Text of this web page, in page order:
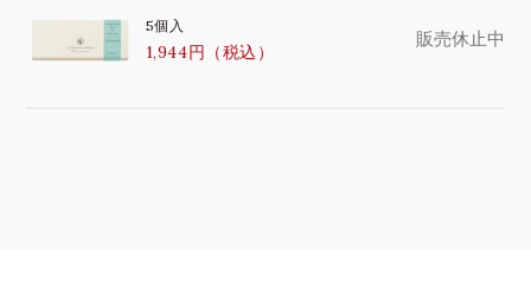
5個入
1,944円（税込）
販売休止中